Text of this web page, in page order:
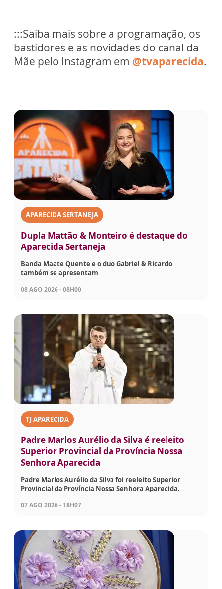
:::Saiba mais sobre a programação, os
bastidores e as novidades do canal da
Mãe pelo Instagram em @tvaparecida.
APARECIDA SERTANEJA
Dupla Mattão & Monteiro é destaque do
Aparecida Sertaneja
Banda Maate Quente e o duo Gabriel & Ricardo
também se apresentam
08 AGO 2026 - 08H00
TJ APARECIDA
Padre Marlos Aurélio da Silva é reeleito
Superior Provincial da Província Nossa
Senhora Aparecida
Padre Marlos Aurélio da Silva foi reeleito Superior
Provincial da Província Nossa Senhora Aparecida.
07 AGO 2026 - 18H07